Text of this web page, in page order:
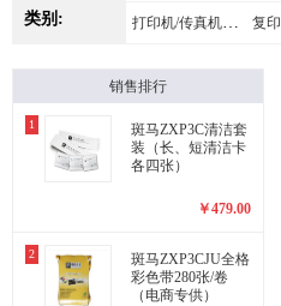
得力 莱盛
类别: 打印机/传真机耗材
销售排行
1
斑马ZXP3C清洁套
装（长、短清洁卡
各四张）
￥479.00
2
斑马ZXP3CJU全格
彩色带280张/卷
（电商专供）